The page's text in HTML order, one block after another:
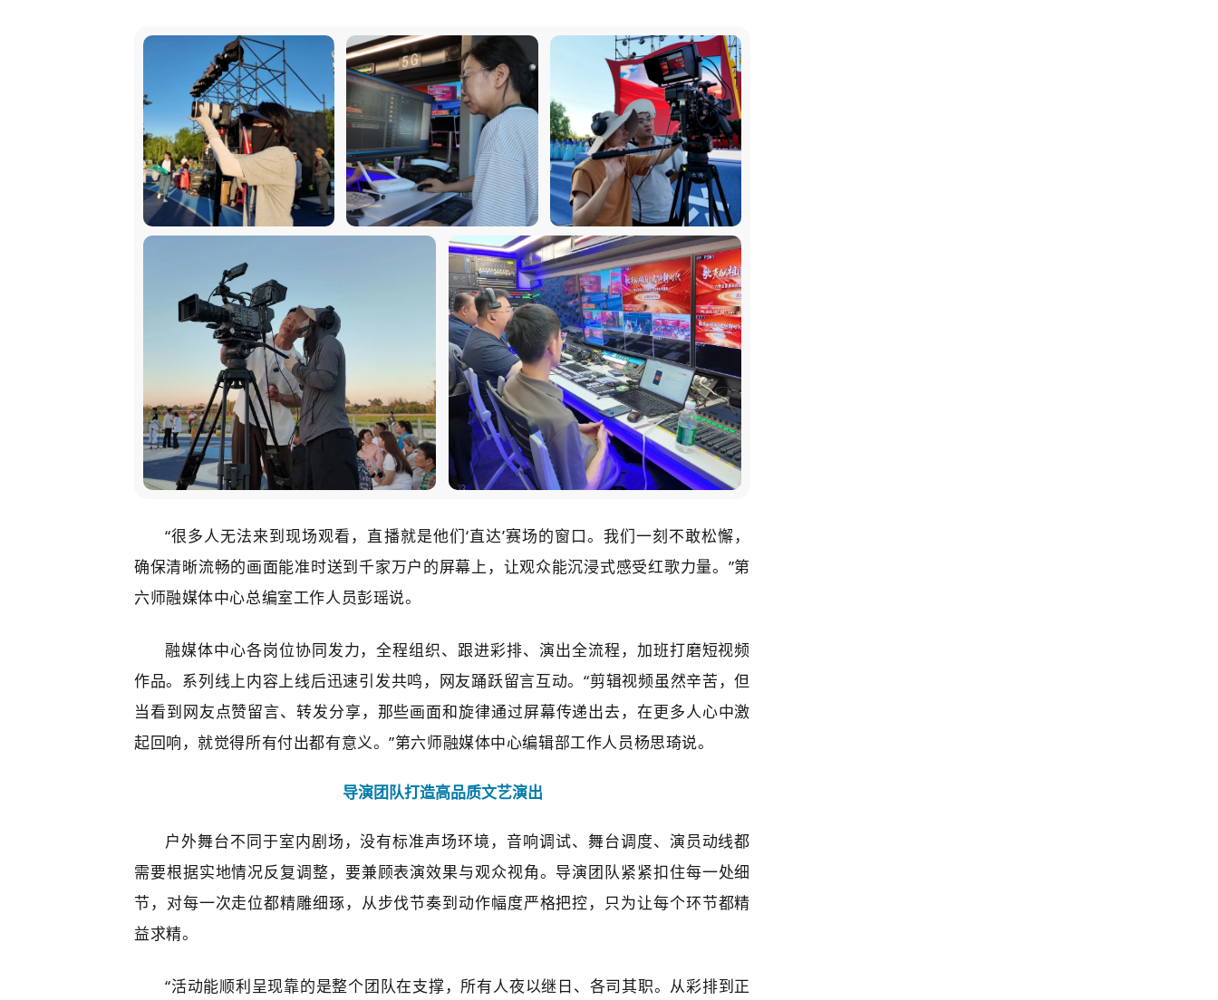
“很多人无法来到现场观看，直播就是他们‘直达’赛场的窗口。我们一刻不敢松懈，
确保清晰流畅的画面能准时送到千家万户的屏幕上，让观众能沉浸式感受红歌力量。 ”第
六师融媒体中心总编室工作人员彭瑶说。
融媒体中心各岗位协同发力，全程组织、跟进彩排、演出全流程，加班打磨短视频
作品。系列线上内容上线后迅速引发共鸣，网友踊跃留言互动。“剪辑视频虽然辛苦，但
当看到网友点赞留言、转发分享， 那些画面和旋律通过屏幕传递出去，在更多人心中激
起回响， 就觉得所有付出都有意义。”第六师融媒体中心编辑部工作人员杨思琦说。
导演团队打造高品质文艺演出
户外舞台不同于室内剧场，没有标准声场环境，音响调试、舞台调度、演员动线都
需要根据实地情况反复调整，要兼顾表演效果与观众视角。导演团队紧紧扣住每一处细
节，对每一次走位都精雕细琢，从步伐节奏到动作幅度严格把控，只为让每个环节都精
益求精。
“活动能顺利呈现靠的是整个团队在支撑，所有人夜以继日、各司其职。 从彩排到正